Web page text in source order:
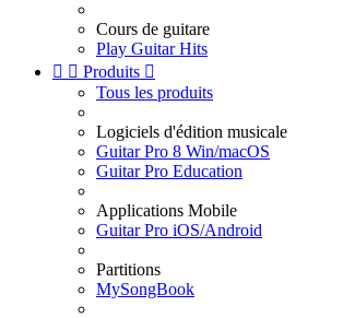
Cours de guitare
Play Guitar Hits
  Produits 
Tous les produits
Logiciels d'édition musicale
Guitar Pro 8 Win/macOS
Guitar Pro Education
Applications Mobile
Guitar Pro iOS/Android
Partitions
MySongBook